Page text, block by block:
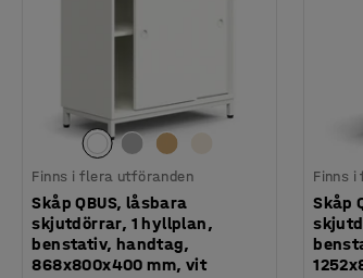
Finns i flera utföranden
Skåp QBUS, låsbara
skjutdörrar, 1 hyllplan,
benstativ, handtag,
868x800x400 mm, vit
Finns
Skåp